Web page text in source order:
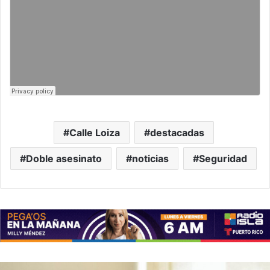
Calle Loiza destacadas
Doble asesinato noticias Seguridad